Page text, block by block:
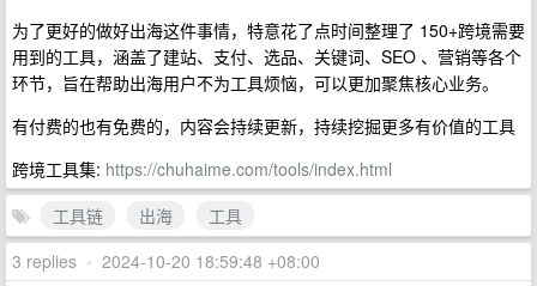
为了更好的做好出海这件事情，特意花了点时间整理了 150+跨境需要
用到的工具，涵盖了建站、支付、选品、关键词、SEO 、营销等各个
环节，旨在帮助出海用户不为工具烦恼，可以更加聚焦核心业务。
有付费的也有免费的，内容会持续更新，持续挖掘更多有价值的工具
跨境工具集: https://chuhaime.com/tools/index.html
工具链
出海
工具
3 replies • 2024-10-20 18:59:48 +08:00